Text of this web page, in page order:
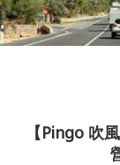
【Pingo 吹